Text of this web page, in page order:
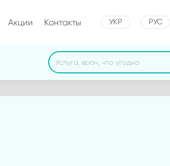
Акции Контакты УКР РУС
Search: